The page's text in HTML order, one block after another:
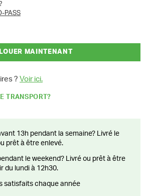
PASS
LOUER MAINTENANT
? Voir ici.
TRANSPORT?
prêt à être enlevé.
du lundi à 12h30.
satisfaits chaque année